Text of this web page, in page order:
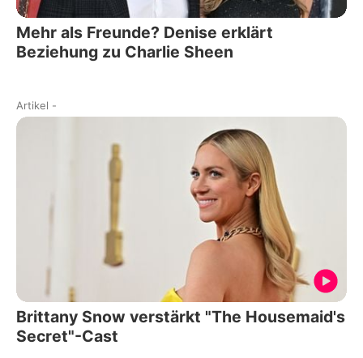
Mehr als Freunde? Denise erklärt
Beziehung zu Charlie Sheen
Artikel -
Brittany Snow verstärkt "The Housemaid's
Secret"-Cast